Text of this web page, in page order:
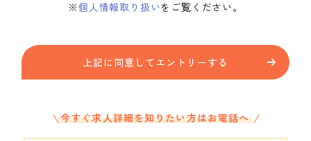
※個人情報取り扱いをご覧ください。
上記に同意してエントリーする
今すぐ求人詳細を知りたい方はお電話へ